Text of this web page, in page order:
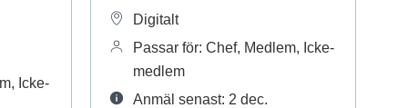
Icke-
Digitalt
Passar för: Chef, Medlem, Icke-
medlem
Anmäl senast: 2 dec.